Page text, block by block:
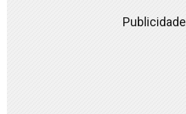
Publicidade